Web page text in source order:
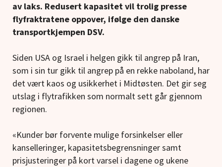
av laks. Redusert kapasitet vil trolig presse
flyfraktratene oppover, ifølge den danske
transportkjempen DSV.
Siden USA og Israel i helgen gikk til angrep på Iran,
som i sin tur gikk til angrep på en rekke naboland, har
det vært kaos og usikkerhet i Midtøsten. Det gir seg
utslag i flytrafikken som normalt sett går gjennom
regionen.
«Kunder bør forvente mulige forsinkelser eller
kanselleringer, kapasitetsbegrensninger samt
prisjusteringer på kort varsel i dagene og ukene